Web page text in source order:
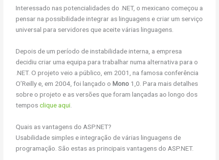
Interessado nas potencialidades do .NET, o mexicano começou a
pensar na possibilidade integrar as linguagens e criar um serviço
universal para servidores que aceite várias linguagens.
Depois de um período de instabilidade interna, a empresa
decidiu criar uma equipa para trabalhar numa alternativa para o
.NET. O projeto veio a público, em 2001, na famosa conferência
O’Reilly e, em 2004, foi lançado oMono 1,0. Para mais detalhes
sobre o projeto e as versões que foram lançadas ao longo dos
temposclique aqui
Quais as vantagens do ASP.NET?
Usabilidade simples e integração de várias linguagens de
programação. São estas as principais vantagens do ASP.NET.